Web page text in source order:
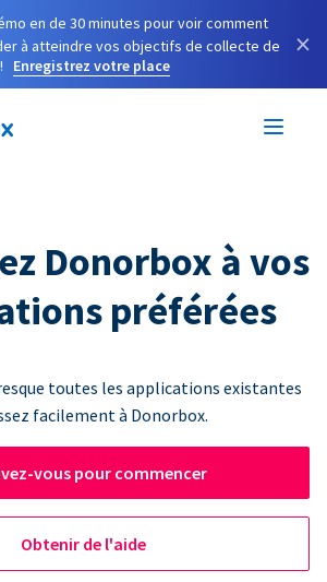
en de 30 minutes pour voir comment
à atteindre vos objectifs de collecte de
Enregistrez votre place
×
Donorbox à vos
préférées
toutes les applications existantes
facilement à Donorbox.
vous pour commencer
Obtenir de l'aide